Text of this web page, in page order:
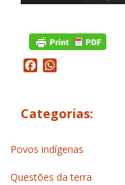
Facebook
Categorias:
Povos indígenas
Questões da terra